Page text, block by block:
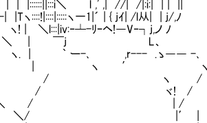
|::::::||:::i＼ l ,' ,| //| /|:i:| | | ||
ヽ一1|´ | { jｲ| /l从| | j/,ﾉ 両方
l:::|iv:‐┴-ﾘｰヘ!―V‐┐j,ノ ﾉ
| ￣j L、
ー-､ ,r--- .ゝ―― -､
ヽ ′
/ ヽ /
/ ヾ! /
/ | /
/ |′ |